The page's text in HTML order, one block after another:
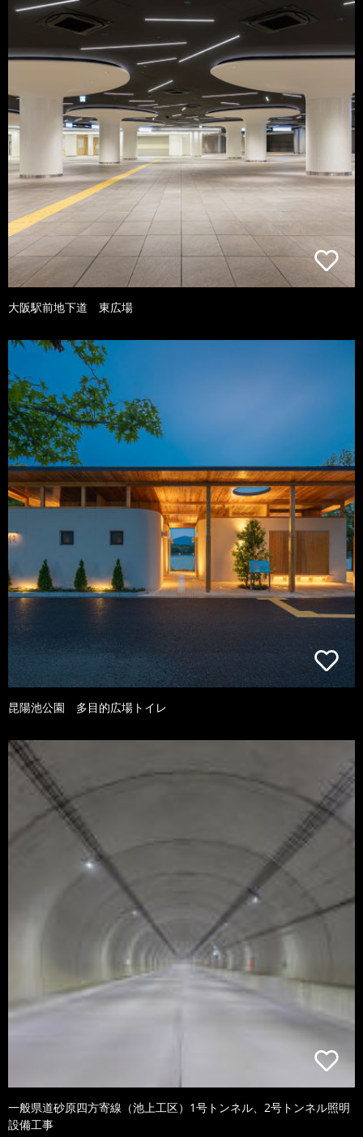
大阪駅前地下道 東広場
昆陽池公園 多目的広場トイレ
一般県道砂原四方寄線（池上工区）1号トンネル、2号トンネル照明
設備工事